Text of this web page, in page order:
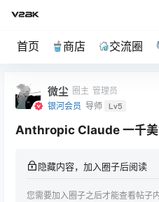
首页 商店 交流圈
微尘 圈主 管理员
银河会员 导师 Lv5
Anthropic Claude 一千美
隐藏内容，加入圈子后阅读
您需要加入圈子之后才能查看帖子